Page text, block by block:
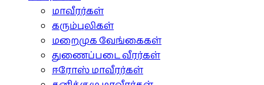
மாவீரர்கள்
கரும்புலிகள்
மறைமுக வேங்கைகள்
துணைப்படை வீரர்கள்
ஈரோஸ் மாவீரர்கள்